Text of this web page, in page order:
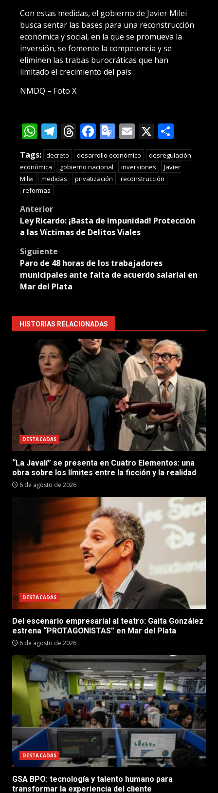
Con estas medidas, el gobierno de Javier Milei
busca sentar las bases para una reconstrucción
económica y social, en la que se promueva la
inversión, se fomente la competencia y se
eliminen las trabas burocráticas que han
limitado el crecimiento del país.
NMDQ – Foto X
WhatsApp
Telegram
Threads
Facebook
Google
Translate
Email
X
Tags: decreto desarrollo económico
desregulación
económica
gobierno nacional inversiones
Javier
Milei
medidas privatización
reconstrucción
reformas
Post
navigation
Anterior
Ley Ricardo: ¡Basta de Impunidad! Protección
a las Víctimas de Delitos Viales
Siguiente
Paro de 48 horas de los trabajadores
municipales ante falta de acuerdo salarial en
Mar del Plata
HISTORIAS RELACIONADAS
DESTACADAS
“La Javalí” se presenta en Cuatro Elementos: una
obra sobre los límites entre la ficción y la realidad
6 de agosto de 2026
DESTACADAS
Del escenario empresarial al teatro: Gaita González
estrena “PROTAGONISTAS” en Mar del Plata
6 de agosto de 2026
DESTACADAS
GSA BPO: tecnología y talento humano para
transformar la experiencia del cliente